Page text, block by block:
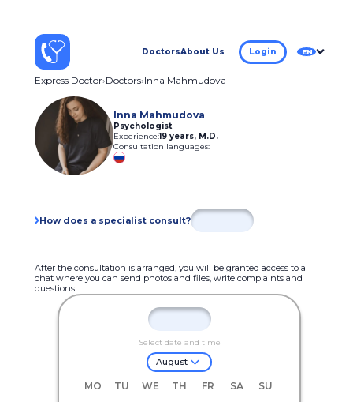
DoctorsAbout Us Login EN
Express Doctor Doctors Inna Mahmudova
Inna Mahmudova
Psychologist
Experience:19 years, M.D.
Consultation languages:
How does a specialist consult?
After the consultation is arranged, you will be granted access to a
chat where you can send photos and files, write complaints and
questions.
Select date and time
August
MO TU WE TH FR SA
SU